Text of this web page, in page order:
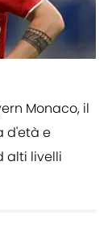
Monaco, il
d'età e
alti livelli